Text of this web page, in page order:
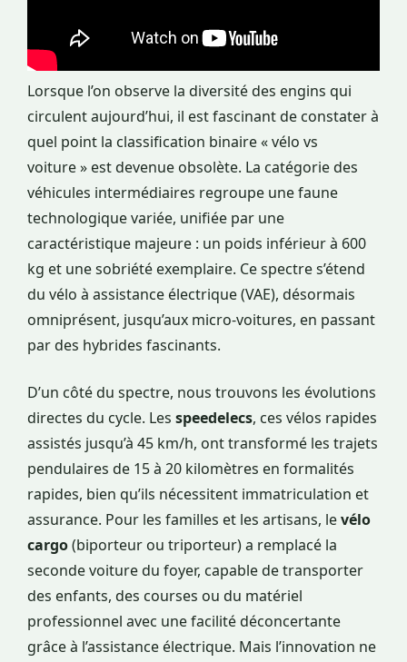
Lorsque l’on observe la diversité des engins qui
circulent aujourd’hui, il est fascinant de constater à
quel point la classification binaire « vélo vs
voiture » est devenue obsolète. La catégorie des
véhicules intermédiaires regroupe une faune
technologique variée, unifiée par une
caractéristique majeure : un poids inférieur à 600
kg et une sobriété exemplaire. Ce spectre s’étend
du vélo à assistance électrique (VAE), désormais
omniprésent, jusqu’aux micro-voitures, en passant
par des hybrides fascinants.
D’un côté du spectre, nous trouvons les évolutions
directes du cycle. Les speedelecs, ces vélos rapides
assistés jusqu’à 45 km/h, ont transformé les trajets
pendulaires de 15 à 20 kilomètres en formalités
rapides, bien qu’ils nécessitent immatriculation et
assurance. Pour les familles et les artisans, levélo
cargo(biporteur ou triporteur) a remplacé la
seconde voiture du foyer, capable de transporter
des enfants, des courses ou du matériel
professionnel avec une facilité déconcertante
grâce à l’assistance électrique. Mais l’innovation ne